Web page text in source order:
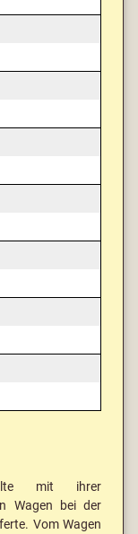
mit ihrer
Wagen bei der
Vom Wagen